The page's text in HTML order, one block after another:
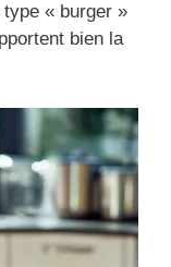
« burger »
bien la